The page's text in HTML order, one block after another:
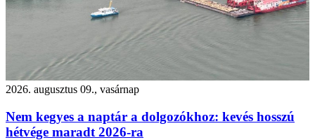
2026. augusztus 09., vasárnap
Nem kegyes a naptár a dolgozókhoz: kevés hosszú
hétvége maradt 2026-ra